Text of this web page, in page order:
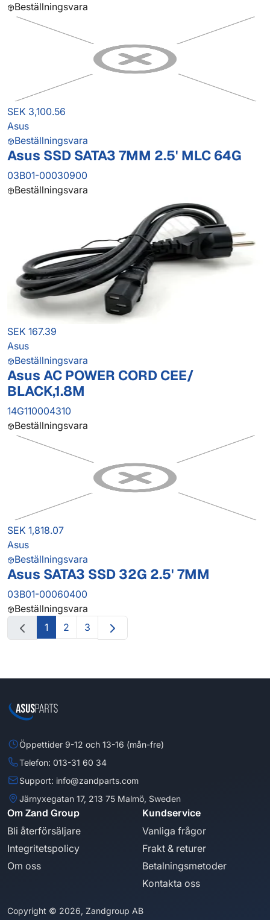
Beställningsvara
SEK 3,100.56
Asus
Beställningsvara
Asus SSD SATA3 7MM 2.5' MLC 64G
03B01-00030900
Beställningsvara
SEK 167.39
Asus
Beställningsvara
Asus AC POWER CORD CEE/
BLACK,1.8M
14G110004310
Beställningsvara
SEK 1,818.07
Asus
Beställningsvara
Asus SATA3 SSD 32G 2.5' 7MM
03B01-00060400
Beställningsvara
1
2 3
Öppettider 9-12 och 13-16 (mån-fre)
Telefon: 013-31 60 34
Support: info@zandparts.com
Järnyxegatan 17, 213 75 Malmö, Sweden
Om Zand Group
Bli återförsäljare
Integritetspolicy
Om oss
Kundservice
Vanliga frågor
Frakt & returer
Betalningsmetoder
Kontakta oss
Copyright © 2026, Zandgroup AB